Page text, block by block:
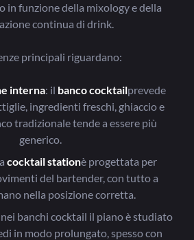
in funzione della mixology e della
continua di drink.
principali riguardano:
interna: il banco cocktailprevede
ingredienti freschi, ghiaccio e
tradizionale tende a essere più
generico.
cocktail stationè progettata per
del bartender, con tutto a
nella posizione corretta.
banchi cocktail il piano è studiato
in modo prolungato, spesso con